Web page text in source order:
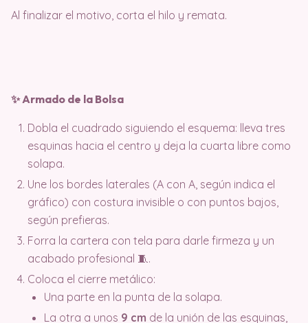
Al finalizar el motivo, corta el hilo y remata.
✨ Armado de la Bolsa
Dobla el cuadrado siguiendo el esquema: lleva tres
esquinas hacia el centro y deja la cuarta libre como
solapa.
Une los bordes laterales (A con A, según indica el
gráfico) con costura invisible o con puntos bajos,
según prefieras.
Forra la cartera con tela para darle firmeza y un
acabado profesional 🧵.
Coloca el cierre metálico:
Una parte en la punta de la solapa.
La otra a unos 9 cm de la unión de las esquinas,